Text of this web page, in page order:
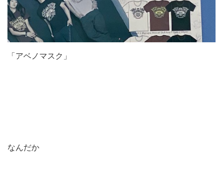
「アベノマスク」
なんだか